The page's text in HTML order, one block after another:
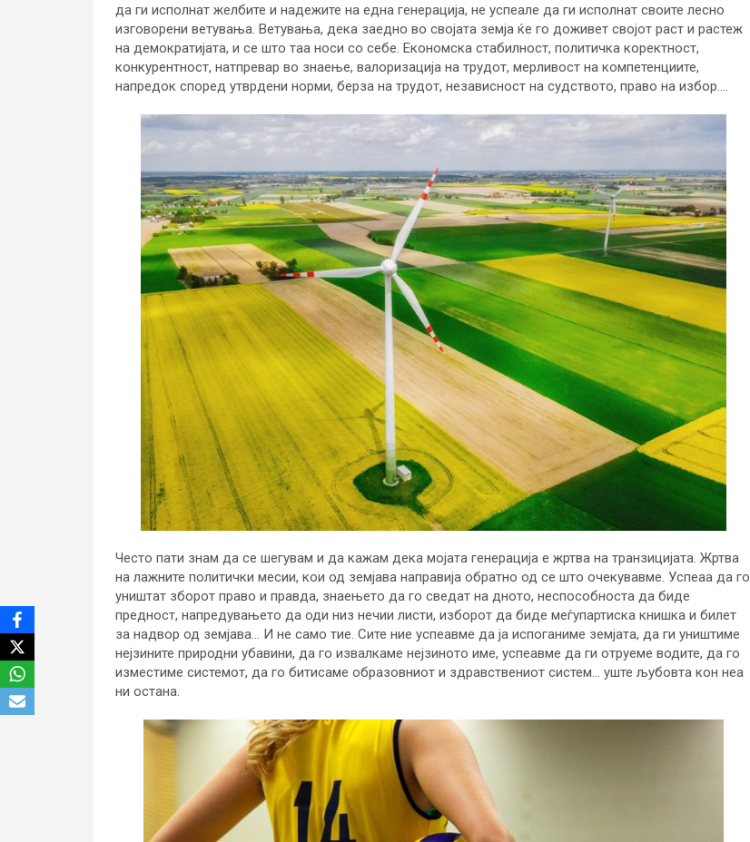
да ги исполнат желбите и надежите на една генерација, не успеале да ги исполнат своите лесно
изговорени ветувања. Ветувања, дека заедно во својата земја ќе го доживет својот раст и растеж
на демократијата, и се што таа носи со себе. Економска стабилност, политичка коректност,
конкурентност, натпревар во знаење, валоризација на трудот, мерливост на компетенциите,
напредок според утврдени норми, берза на трудот, независност на судството, право на избор….
Често пати знам да се шегувам и да кажам дека мојата генерација е жртва на транзицијата. Жртва
на лажните политички месии, кои од земјава направија обратно од се што очекувавме. Успеаа да го
уништат зборот право и правда, знаењето да го сведат на дното, неспособноста да биде
предност, напредувањето да оди низ нечии листи, изборот да биде меѓупартиска книшка и билет
за надвор од земјава… И не само тие. Сите ние успеавме да ја испоганиме земјата, да ги уништиме
нејзините природни убавини, да го извалкаме нејзиното име, успеавме да ги отруеме водите, да го
изместиме системот, да го битисаме образовниот и здравствениот систем… уште љубовта кон неа
ни остана.